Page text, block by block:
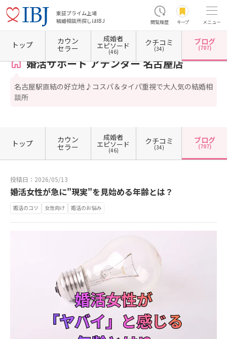
東証プライム上場
結婚相談所探しはIBJ
閲覧履歴 キープ メニュー
ホーム 愛知県の結婚相談所 愛知県名古屋市 愛知県名古屋市中村区 愛知県名古屋市
婚活サポート アテンダー 名古屋店
名古屋駅直結の好立地♪コスパ＆タイパ重視で大人気の結婚相
談所
トップ カウン
セラー
成婚者
エピソード
(46)
クチコミ
(34)
ブログ
(707)
トップ カウン
セラー
成婚者
エピソード
(46)
クチコミ
(34)
ブログ
(707)
投稿日：2026/05/13
婚活女性が急に"現実"を見始める年齢とは？
婚活のコツ 女性向け 婚活のお悩み